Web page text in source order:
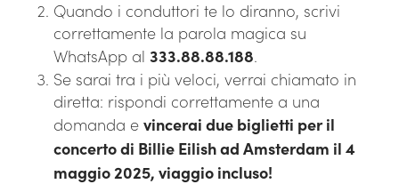
Quando i conduttori te lo diranno, scrivi
correttamente la parola magica su
WhatsApp al 333.88.88.188.
Se sarai tra i più veloci, verrai chiamato in
diretta: rispondi correttamente a una
domanda e vincerai due biglietti per il
concerto di Billie Eilish ad Amsterdam il 4
maggio 2025, viaggio incluso!